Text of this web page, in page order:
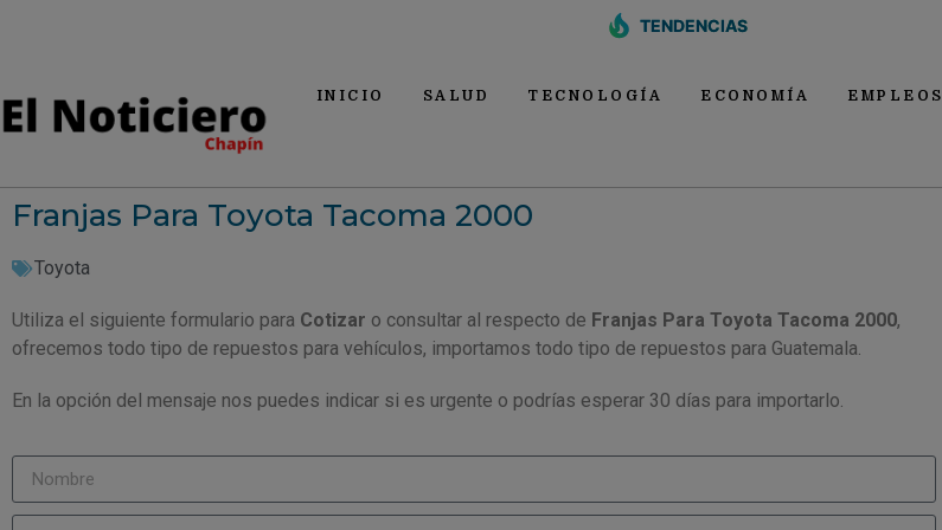
TENDENCIAS
INICIO SALUD TECNOLOGÍA ECONOMÍA EMPLEOS
Franjas Para Toyota Tacoma 2000
Toyota
Utiliza el siguiente formulario para Cotizar o consultar al respecto de Franjas Para Toyota Tacoma 2000,
ofrecemos todo tipo de repuestos para vehículos, importamos todo tipo de repuestos para Guatemala.
En la opción del mensaje nos puedes indicar si es urgente o podrías esperar 30 días para importarlo.